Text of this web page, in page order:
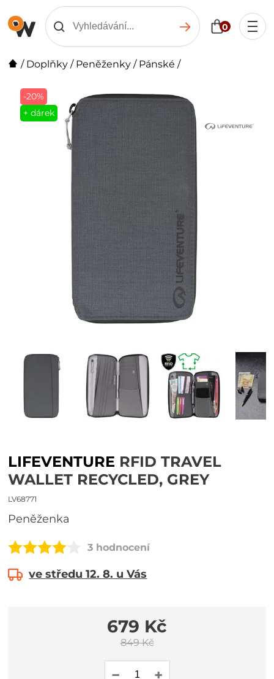
0
/ Doplňky / Peněženky / Pánské /
-20%
+ dárek
LIFEVENTURE RFID TRAVEL
WALLET RECYCLED, GREY
LV68771
peněženka
3 hodnocení
ve středu 12. 8. u Vás
679 Kč
849 Kč